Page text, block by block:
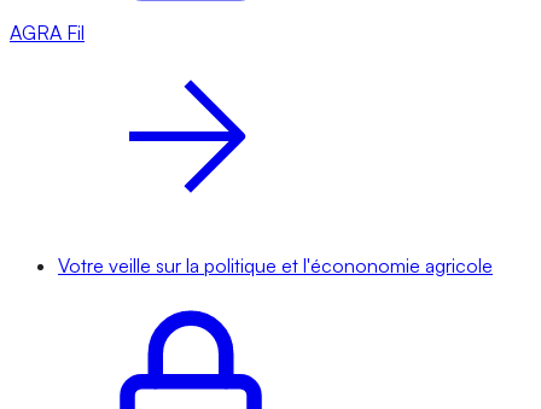
AGRA Fil
Votre veille sur la politique et l'écononomie agricole